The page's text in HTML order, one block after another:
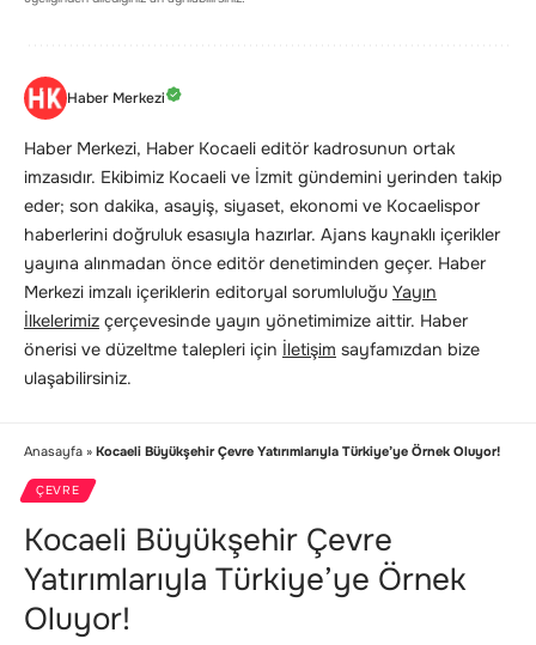
Haber Merkezi
Haber Merkezi, Haber Kocaeli editör kadrosunun ortak
imzasıdır. Ekibimiz Kocaeli ve İzmit gündemini yerinden takip
eder; son dakika, asayiş, siyaset, ekonomi ve Kocaelispor
haberlerini doğruluk esasıyla hazırlar. Ajans kaynaklı içerikler
yayına alınmadan önce editör denetiminden geçer. Haber
Merkezi imzalı içeriklerin editoryal sorumluluğu Yayın
İlkelerimiz çerçevesinde yayın yönetimimize aittir. Haber
önerisi ve düzeltme talepleri için İletişim sayfamızdan bize
ulaşabilirsiniz.
Anasayfa » Kocaeli Büyükşehir Çevre Yatırımlarıyla Türkiye’ye Örnek Oluyor!
ÇEVRE
Kocaeli Büyükşehir Çevre
Yatırımlarıyla Türkiye’ye Örnek
Oluyor!